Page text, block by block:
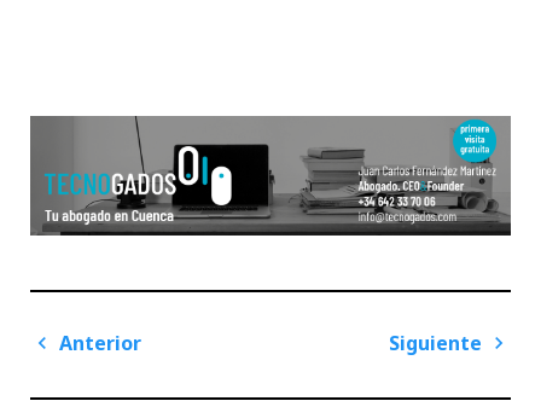
Navegación
Anterior
Siguiente